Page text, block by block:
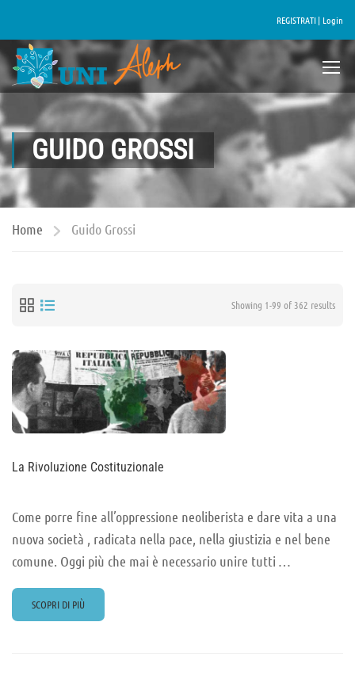
REGISTRATI | Login
GUIDO GROSSI
Home Guido Grossi
Showing 1-99 of 362 results
La Rivoluzione Costituzionale
Come porre fine all’oppressione neoliberista e dare vita a una
nuova società , radicata nella pace, nella giustizia e nel bene
comune. Oggi più che mai è necessario unire tutti …
READ
MORE
SCOPRI DI PIÙ